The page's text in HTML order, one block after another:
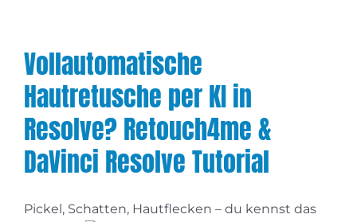
Vollautomatische
Hautretusche per KI in
Resolve? Retouch4me &
DaVinci Resolve Tutorial
Pickel, Schatten, Hautflecken – du kennst das